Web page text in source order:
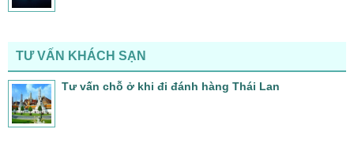
TƯ VẤN KHÁCH SẠN
Tư vấn chỗ ở khi đi đánh hàng Thái Lan